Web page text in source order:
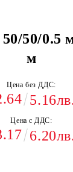
50/0.5
м
Цена без ДДС:
Цена с ДДС: